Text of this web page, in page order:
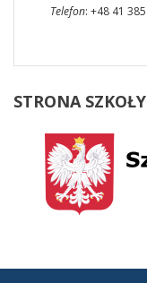
Telefon: +48 41
STRONASZKOŁY